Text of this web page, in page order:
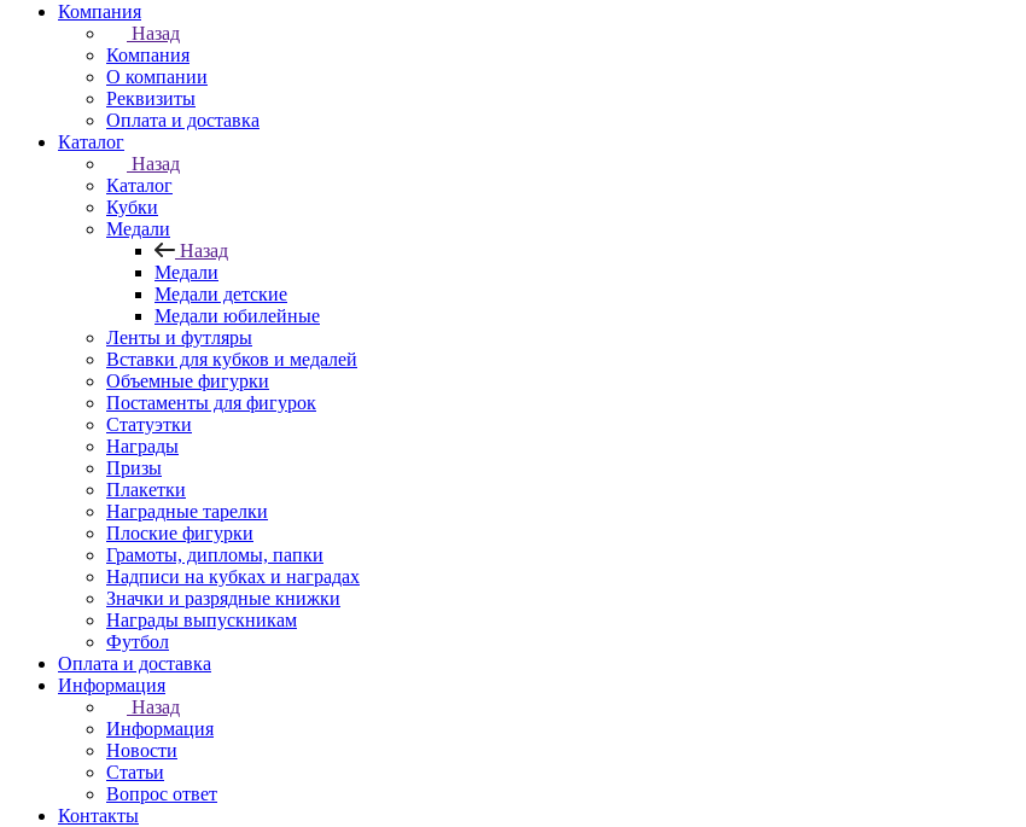
Компания
Назад
Компания
О компании
Реквизиты
Оплата и доставка
Каталог
Назад
Каталог
Кубки
Медали
Назад
Медали
Медали детские
Медали юбилейные
Ленты и футляры
Вставки для кубков и медалей
Объемные фигурки
Постаменты для фигурок
Статуэтки
Награды
Призы
Плакетки
Наградные тарелки
Плоские фигурки
Грамоты, дипломы, папки
Надписи на кубках и наградах
Значки и разрядные книжки
Награды выпускникам
Футбол
Оплата и доставка
Информация
Назад
Информация
Новости
Статьи
Вопрос ответ
Контакты